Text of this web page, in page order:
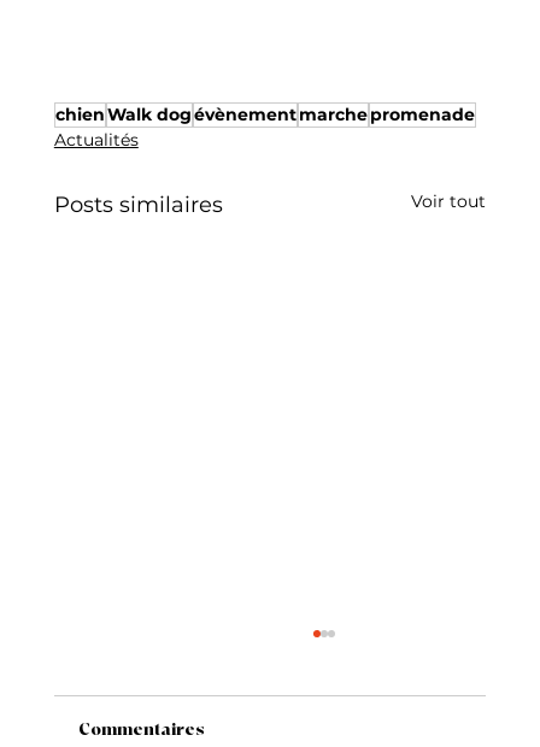
chienWalk dogévènementmarchepromenade
Actualités
Posts similaires Voir tout
Commentaires